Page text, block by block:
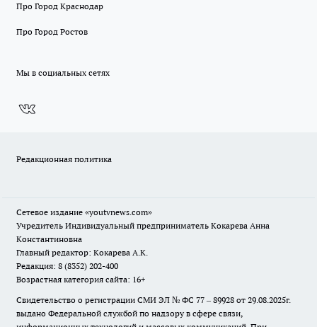
Про Город Краснодар
Про Город Ростов
Мы в социальных сетях
Редакционная политика
Сетевое издание «youtvnews.com»
Учредитель Индивидуальный предприниматель Кокарева Анна
Константиновна
Главный редактор: Кокарева А.К.
Редакция: 8 (8352) 202-400
Возрастная категория сайта: 16+
Свидетельство о регистрации СМИ ЭЛ № ФС 77 – 89928 от 29.08.2025г.
выдано Федеральной службой по надзору в сфере связи,